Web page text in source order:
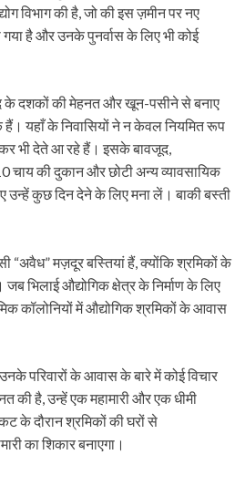
विभाग की है, जो की इस ज़मीन पर नए
है और उनके पुनर्वास के लिए भी कोई
के दशकों की मेहनत और खून-पसीने से बनाए
यहाँ के निवासियों ने न केवल नियमित रूप
कर भी देते आ रहे हैं। इसके बावजूद,
की दुकान और छोटी अन्य व्यावसायिक
उन्हें कुछ दिन देने के लिए मना लें। बाकी बस्ती
“अवैध” मज़दूर बस्तियां हैं, क्योंकि श्रमिकों के
भिलाई औद्योगिक क्षेत्र के निर्माण के लिए
कॉलोनियों में औद्योगिक श्रमिकों के आवास
परिवारों के आवास के बारे में कोई विचार
की है, उन्हें एक महामारी और एक धीमी
के दौरान श्रमिकों की घरों से
का शिकार बनाएगा।